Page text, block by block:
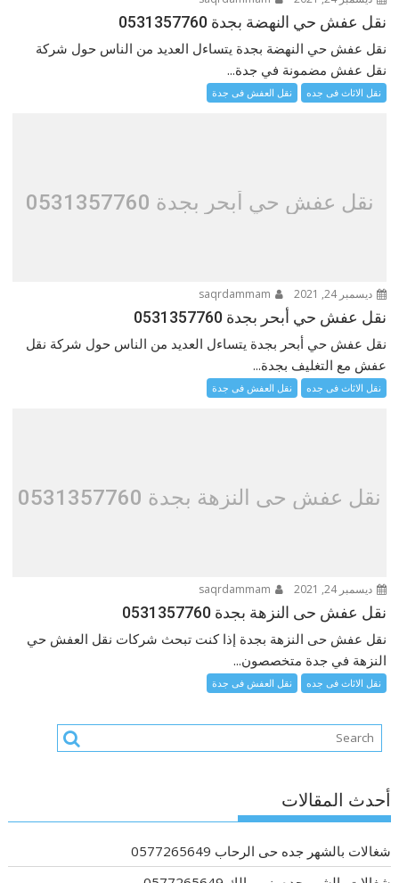
نقل عفش حي النهضة بجدة 0531357760
نقل عفش حي النهضة بجدة يتساءل العديد من الناس حول شركة
نقل عفش مضمونة في جدة...
نقل الاثاث فى جده نقل العفش فى جدة
نقل عفش حي أبحر بجدة 0531357760
ديسمبر 24, 2021
نقل عفش حي أبحر بجدة 0531357760
نقل عفش حي أبحر بجدة يتساءل العديد من الناس حول شركة نقل
عفش مع التغليف بجدة...
نقل الاثاث فى جده نقل العفش فى جدة
نقل عفش حى النزهة بجدة 0531357760
ديسمبر 24, 2021
نقل عفش حى النزهة بجدة 0531357760
نقل عفش حى النزهة بجدة إذا كنت تبحث شركات نقل العفش حي
النزهة في جدة متخصصون...
نقل الاثاث فى جده نقل العفش فى جدة
أحدث المقالات
شغالات بالشهر جده حى الرحاب 0577265649